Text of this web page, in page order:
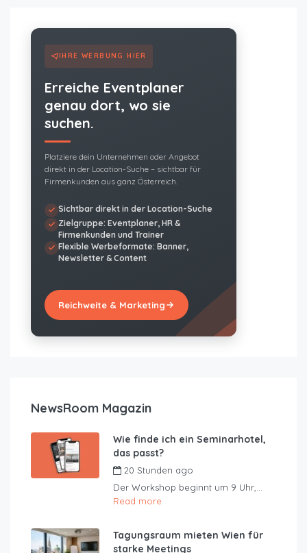
IHRE WERBUNG HIER
Erreiche Eventplaner
genau dort, wo sie
suchen.
Platziere dein Unternehmen oder Angebot
direkt in der Location-Suche – sichtbar für
Firmenkunden aus ganz Österreich.
Sichtbar direkt in der Location-Suche
Zielgruppe: Eventplaner, HR &
Firmenkunden und Trainer
Flexible Werbeformate: Banner,
Newsletter & Content
Reichweite & Marketing
NewsRoom Magazin
Wie finde ich ein Seminarhotel,
das passt?
20 Stunden ago
Der Workshop beginnt um 9 Uhr,...
Read more
Tagungsraum mieten Wien für
starke Meetings